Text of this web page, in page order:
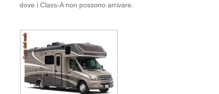
dove i Class-A non possono arrivare.